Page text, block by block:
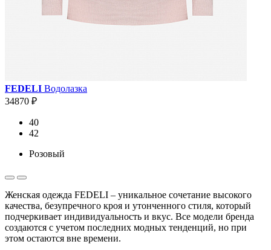
FEDELI Водолазка
34870 ₽
40
42
Розовый
Женская одежда FEDELI – уникальное сочетание высокого
качества, безупречного кроя и утонченного стиля, который
подчеркивает индивидуальность и вкус. Все модели бренда
создаются с учетом последних модных тенденций, но при
этом остаются вне времени.